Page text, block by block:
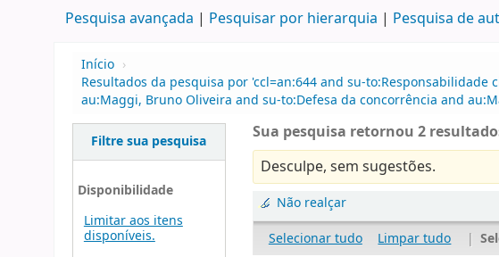
Pesquisa avançada Pesquisar por hierarquia Pesquisa de
Início ›
Resultados da pesquisa por 'ccl=an:644 and su-
au:Maggi, Bruno Oliveira and su-to:Defesa da concorrência and
Filtre sua pesquisa
Disponibilidade
Limitar aos itens
disponíveis.
Sua pesquisa retornou 2
Desculpe, sem sugestões.
Não realçar
Selecionar tudo
Limpar tudo |